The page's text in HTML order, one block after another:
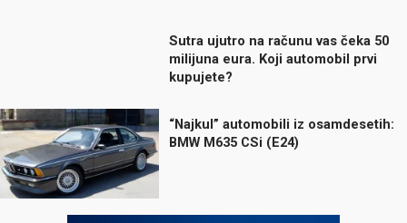
Sutra ujutro na računu vas čeka 50
milijuna eura. Koji automobil prvi
kupujete?
“Najkul” automobili iz osamdesetih:
BMW M635 CSi (E24)